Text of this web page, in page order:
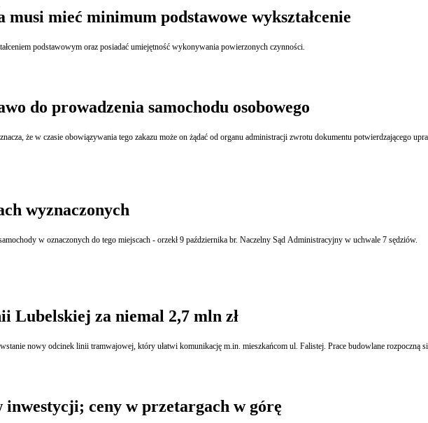
mieć minimum podstawowe wykształcenie
podstawowym oraz posiadać umiejętność wykonywania powierzonych czynności.
do prowadzenia samochodu osobowego
że w czasie obowiązywania tego zakazu może on żądać od organu administracji zwrotu dokumentu potwierdzającego
wyznaczonych
w oznaczonych do tego miejscach - orzekł 9 października br. Naczelny Sąd Administracyjny w uchwale 7 sędziów.
Lubelskiej za niemal 2,7 mln zł
nowy odcinek linii tramwajowej, który ułatwi komunikację m.in. mieszkańcom ul. Falistej. Prace budowlane rozpoczną
inwestycji; ceny w przetargach w górę